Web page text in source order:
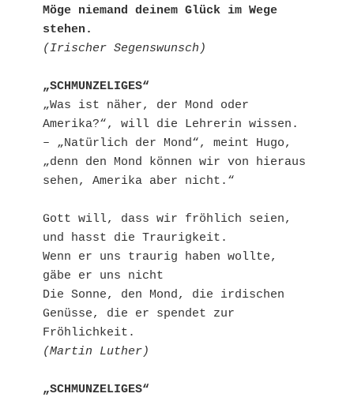
Möge niemand deinem Glück im Wege
stehen.
(Irischer Segenswunsch)
„SCHMUNZELIGES“
„Was ist näher, der Mond oder
Amerika?“, will die Lehrerin wissen.
– „Natürlich der Mond“, meint Hugo,
„denn den Mond können wir von hieraus
sehen, Amerika aber nicht.“
Gott will, dass wir fröhlich seien,
und hasst die Traurigkeit.
Wenn er uns traurig haben wollte,
gäbe er uns nicht
Die Sonne, den Mond, die irdischen
Genüsse, die er spendet zur
Fröhlichkeit.
(Martin Luther)
„SCHMUNZELIGES“